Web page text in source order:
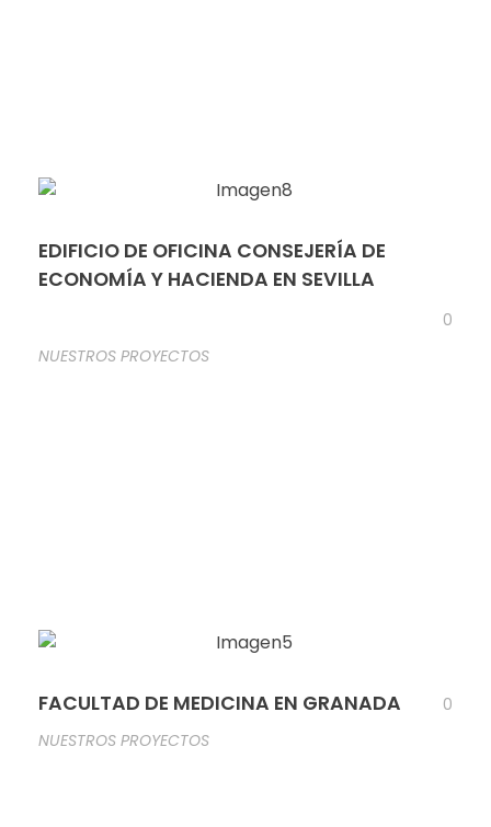
EDIFICIO DE OFICINA CONSEJERÍA DE
ECONOMÍA Y HACIENDA EN SEVILLA
0
NUESTROS PROYECTOS
FACULTAD DE MEDICINA EN GRANADA
0
NUESTROS PROYECTOS